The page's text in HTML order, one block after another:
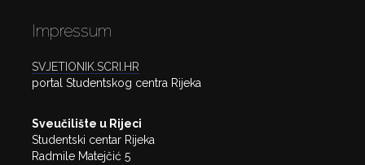
Impressum
SVJETIONIK.SCRI.HR
portal Studentskog centra Rijeka
Sveučilište u Rijeci
Studentski centar Rijeka
Radmile Matejčić 5